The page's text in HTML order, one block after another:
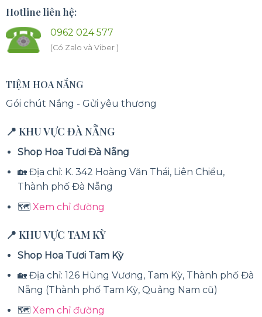
Hotline liên hệ:
0962 024 577
(Có Zalo và Viber )
TIỆM HOA NẮNG
Gói chút Nắng - Gửi yêu thương
📍 KHU VỰC ĐÀ NẴNG
Shop Hoa Tươi Đà Nẵng
🏡 Địa chỉ: K. 342 Hoàng Văn Thái, Liên Chiểu,
Thành phố Đà Nẵng
🗺️Xem chỉ đường
📍 KHU VỰC TAM KỲ
Shop Hoa Tươi Tam Kỳ
🏡 Địa chỉ: 126 Hùng Vương, Tam Kỳ, Thành phố Đà
Nẵng (Thành phố Tam Kỳ, Quảng Nam cũ)
🗺️Xem chỉ đường